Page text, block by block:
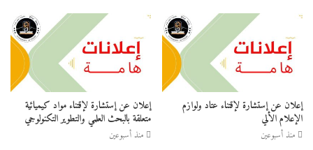
إعلان عن إستشارة لإقتناء عتاد ولوازم
الإعلام الألي
منذ أسبوعين
إعلان عن إستشارة لإقتناء مواد كيميائية
متعلقة بالبحث العلمي والتطوير التكنولوجي
منذ أسبوعين